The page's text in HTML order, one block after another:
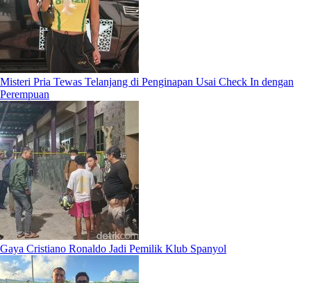
Misteri Pria Tewas Telanjang di Penginapan Usai Check In dengan
Perempuan
Gaya Cristiano Ronaldo Jadi Pemilik Klub Spanyol